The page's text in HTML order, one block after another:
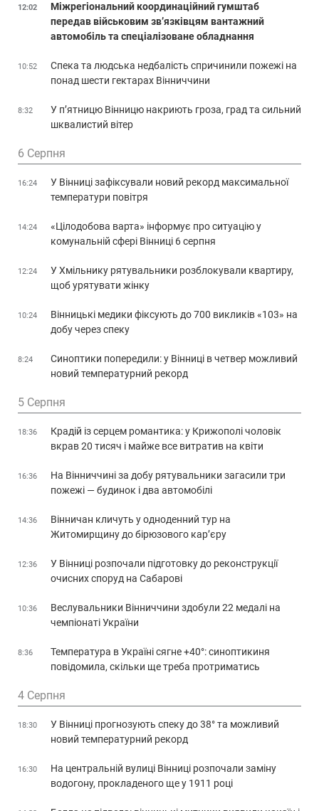
12:02
Міжрегіональний координаційний гумштаб
передав військовим зв’язківцям вантажний
автомобіль та спеціалізоване обладнання
10:52
Спека та людська недбалість спричинили пожежі на
понад шести гектарах Вінниччини
8:32
У п’ятницю Вінницю накриють гроза, град та сильний
шквалистий вітер
6 Серпня
16:24
У Вінниці зафіксували новий рекорд максимальної
температури повітря
14:24
«Цілодобова варта» інформує про ситуацію у
комунальній сфері Вінниці 6 серпня
12:24
У Хмільнику рятувальники розблокували квартиру,
щоб урятувати жінку
10:24
Вінницькі медики фіксують до 700 викликів «103» на
добу через спеку
8:24
Синоптики попередили: у Вінниці в четвер можливий
новий температурний рекорд
5 Серпня
18:36
Крадій із серцем романтика: у Крижополі чоловік
вкрав 20 тисяч і майже все витратив на квіти
16:36
На Вінниччині за добу рятувальники загасили три
пожежі — будинок і два автомобілі
14:36
Вінничан кличуть у одноденний тур на
Житомирщину до бірюзового кар’єру
12:36
У Вінниці розпочали підготовку до реконструкції
очисних споруд на Сабарові
10:36
Веслувальники Вінниччини здобули 22 медалі на
чемпіонаті України
8:36
Температура в Україні сягне +40°: синоптикиня
повідомила, скільки ще треба протриматись
4 Серпня
18:30
У Вінниці прогнозують спеку до 38° та можливий
новий температурний рекорд
16:30
На центральній вулиці Вінниці розпочали заміну
водогону, прокладеного ще у 1911 році